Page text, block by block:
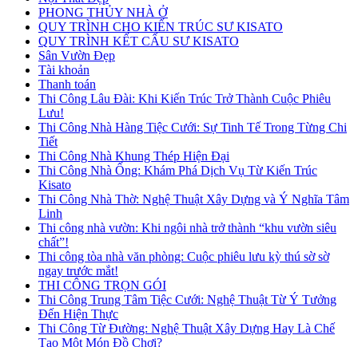
PHONG THỦY NHÀ Ở
QUY TRÌNH CHO KIẾN TRÚC SƯ KISATO
QUY TRÌNH KẾT CẤU SƯ KISATO
Sân Vườn Đẹp
Tài khoản
Thanh toán
Thi Công Lâu Đài: Khi Kiến Trúc Trở Thành Cuộc Phiêu
Lưu!
Thi Công Nhà Hàng Tiệc Cưới: Sự Tinh Tế Trong Từng Chi
Tiết
Thi Công Nhà Khung Thép Hiện Đại
Thi Công Nhà Ống: Khám Phá Dịch Vụ Từ Kiến Trúc
Kisato
Thi Công Nhà Thờ: Nghệ Thuật Xây Dựng và Ý Nghĩa Tâm
Linh
Thi công nhà vườn: Khi ngôi nhà trở thành “khu vườn siêu
chất”!
Thi công tòa nhà văn phòng: Cuộc phiêu lưu kỳ thú sờ sờ
ngay trước mắt!
THI CÔNG TRỌN GÓI
Thi Công Trung Tâm Tiệc Cưới: Nghệ Thuật Từ Ý Tưởng
Đến Hiện Thực
Thi Công Từ Đường: Nghệ Thuật Xây Dựng Hay Là Chế
Tạo Một Món Đồ Chơi?